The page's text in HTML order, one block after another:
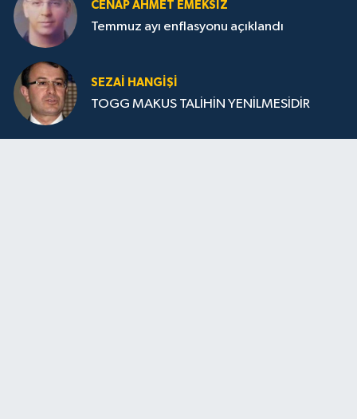
CENAP AHMET EMEKSİZ
Temmuz ayı enflasyonu açıklandı
SEZAI HANGİŞİ
TOGG MAKUS TALİHİN YENİLMESİDİR